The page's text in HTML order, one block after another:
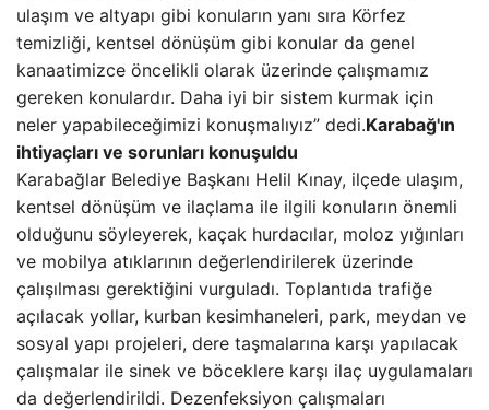
ulaşım ve altyapı gibi konuların yanı sıra Körfez
temizliği, kentsel dönüşüm gibi konular da genel
kanaatimizce öncelikli olarak üzerinde çalışmamız
gereken konulardır. Daha iyi bir sistem kurmak için
neler yapabileceğimizi konuşmalıyız” dedi.Karabağ'ın
ihtiyaçları ve sorunları konuşuldu
Karabağlar Belediye Başkanı Helil Kınay, ilçede ulaşım,
kentsel dönüşüm ve ilaçlama ile ilgili konuların önemli
olduğunu söyleyerek, kaçak hurdacılar, moloz yığınları
ve mobilya atıklarının değerlendirilerek üzerinde
çalışılması gerektiğini vurguladı. Toplantıda trafiğe
açılacak yollar, kurban kesimhaneleri, park, meydan ve
sosyal yapı projeleri, dere taşmalarına karşı yapılacak
çalışmalar ile sinek ve böceklere karşı ilaç uygulamaları
da değerlendirildi. Dezenfeksiyon çalışmaları